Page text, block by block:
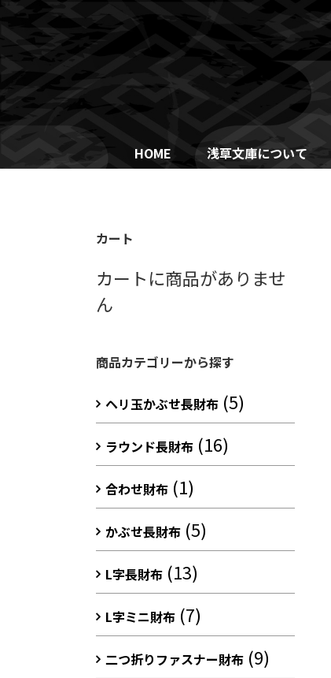
Skip
to
content
HOME 浅草文庫について
カート
カートに商品がありませ
ん
商品カテゴリーから探す
ヘリ玉かぶせ長財布 (5)
ラウンド長財布 (16)
合わせ財布 (1)
かぶせ長財布 (5)
L字長財布 (13)
L字ミニ財布 (7)
二つ折りファスナー財布 (9)